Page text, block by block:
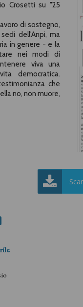
Crosetti su "25
di sostegno,
dell'Anpi, ma
in genere - e la
nei modi di
viva una
democratica.
che
no, non muore,